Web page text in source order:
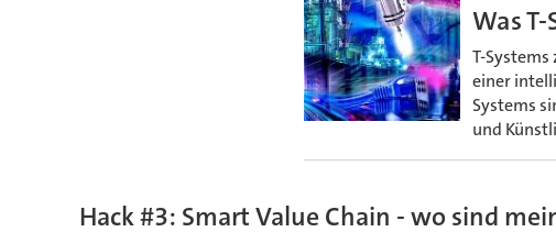
Was
T-
einer
Systems
und
Hack #3: Smart Value Chain - wo sind